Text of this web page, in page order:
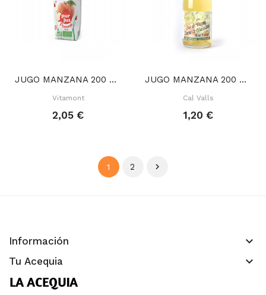
JUGO MANZANA 200 ML
Vitamont
2,05 €
JUGO MANZANA 200 ML
Cal Valls
1,20 €
1 2 
Información keyboard_arrow_down
Tu Acequia keyboard_arrow_down